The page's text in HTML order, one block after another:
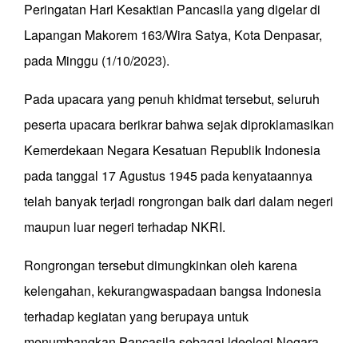
Peringatan Hari Kesaktian Pancasila yang digelar di
Lapangan Makorem 163/Wira Satya, Kota Denpasar,
pada Minggu (1/10/2023).
Pada upacara yang penuh khidmat tersebut, seluruh
peserta upacara berikrar bahwa sejak diproklamasikan
Kemerdekaan Negara Kesatuan Republik Indonesia
pada tanggal 17 Agustus 1945 pada kenyataannya
telah banyak terjadi rongrongan baik dari dalam negeri
maupun luar negeri terhadap NKRI.
Rongrongan tersebut dimungkinkan oleh karena
kelengahan, kekurangwaspadaan bangsa Indonesia
terhadap kegiatan yang berupaya untuk